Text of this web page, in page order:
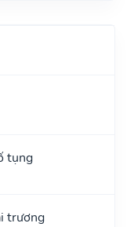
tụng
trương